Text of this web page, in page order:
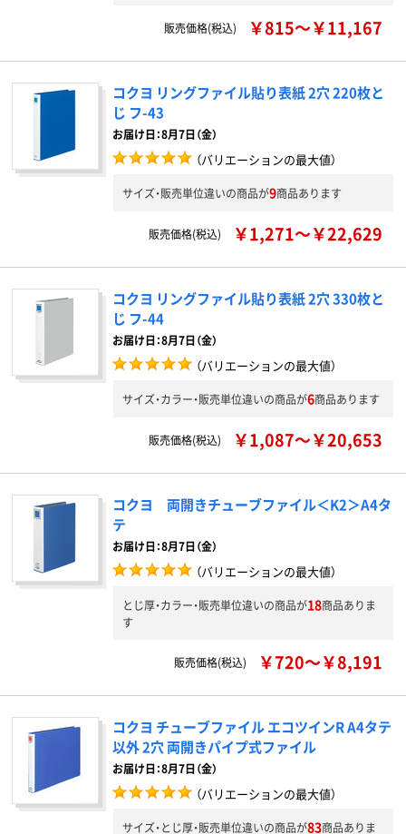
販売価格(税込) ￥815～￥11,167
コクヨ リングファイル貼り表紙 2穴 220枚と
じ フ-43
お届け日：8月7日（金）
（バリエーションの最大値）
サイズ・販売単位違いの商品が9商品あります
販売価格(税込) ￥1,271～￥22,629
コクヨ リングファイル貼り表紙 2穴 330枚と
じ フ-44
お届け日：8月7日（金）
（バリエーションの最大値）
サイズ・カラー・販売単位違いの商品が6商品あります
販売価格(税込) ￥1,087～￥20,653
コクヨ 両開きチューブファイル＜K2＞A4タ
テ
お届け日：8月7日（金）
（バリエーションの最大値）
とじ厚・カラー・販売単位違いの商品が18商品ありま
す
販売価格(税込) ￥720～￥8,191
コクヨ チューブファイル エコツインR A4タテ
以外 2穴 両開きパイプ式ファイル
お届け日：8月7日（金）
（バリエーションの最大値）
サイズ・とじ厚・販売単位違いの商品が83商品ありま